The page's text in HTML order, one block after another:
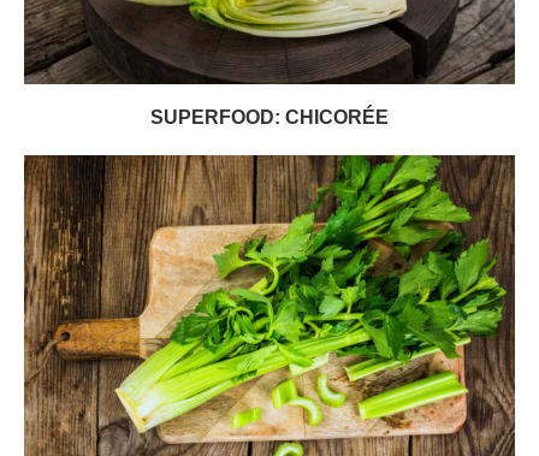
SUPERFOOD: CHICORÉE